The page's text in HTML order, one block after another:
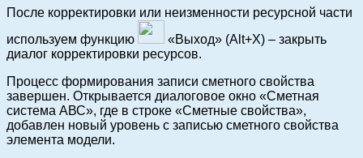
После корректировки или неизменности ресурсной части
используем функцию
«Выход» (Alt+X) – закрыть
диалог корректировки ресурсов.
Процесс формирования записи сметного свойства
завершен. Открывается диалоговое окно «Сметная
система АВС», где в строке «Сметные свойства»,
добавлен новый уровень с записью сметного свойства
элемента модели.